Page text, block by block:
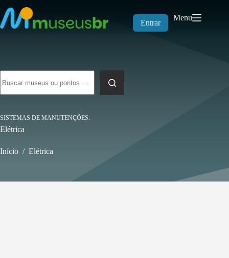
para
o
conteúdo
Entrar
Menu
resultados
SISTEMAS DE MANUTENÇÕES
Elétrica
Início / Elétrica